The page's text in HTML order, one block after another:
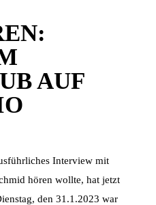
AUF
Interview mit
hören wollte, hat jetzt
den 31.1.2023 war